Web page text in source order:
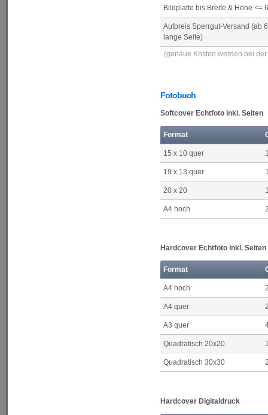
Bildplatte bis Breite & Höhe <=
Aufpreis Sperrgut-Versand (ab
lange Seite)
(genaue Kosten werden bei
Fotobuch
Softcover Echtfoto inkl. Seiten
Format
15 x 10 quer
19 x 13 quer
20 x 20
A4 hoch
Hardcover Echtfoto inkl. Seiten
Format
A4 hoch
A4 quer
A3 quer
Quadratisch 20x20
Quadratisch 30x30
Hardcover Digitaldruck